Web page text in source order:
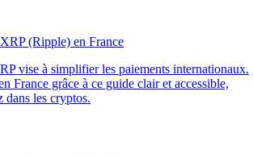
(Ripple) en France
vise à simplifier les paiements internationaux.
France grâce à ce guide clair et accessible,
dans les cryptos.